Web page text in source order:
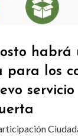
habrá
para los